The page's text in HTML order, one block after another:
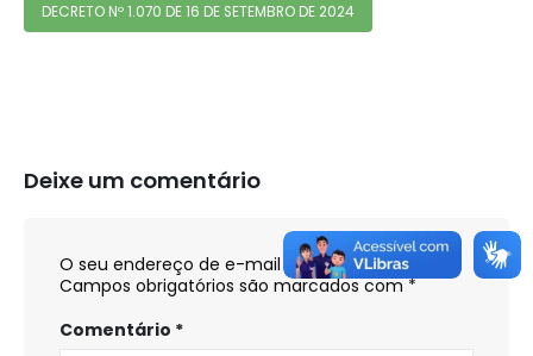
DECRETO Nº 1.070 DE 16 DE SETEMBRO DE 2024
Deixe um comentário
O seu endereço de e-mail não será publicado.
Campos obrigatórios são marcados com*
Comentário *